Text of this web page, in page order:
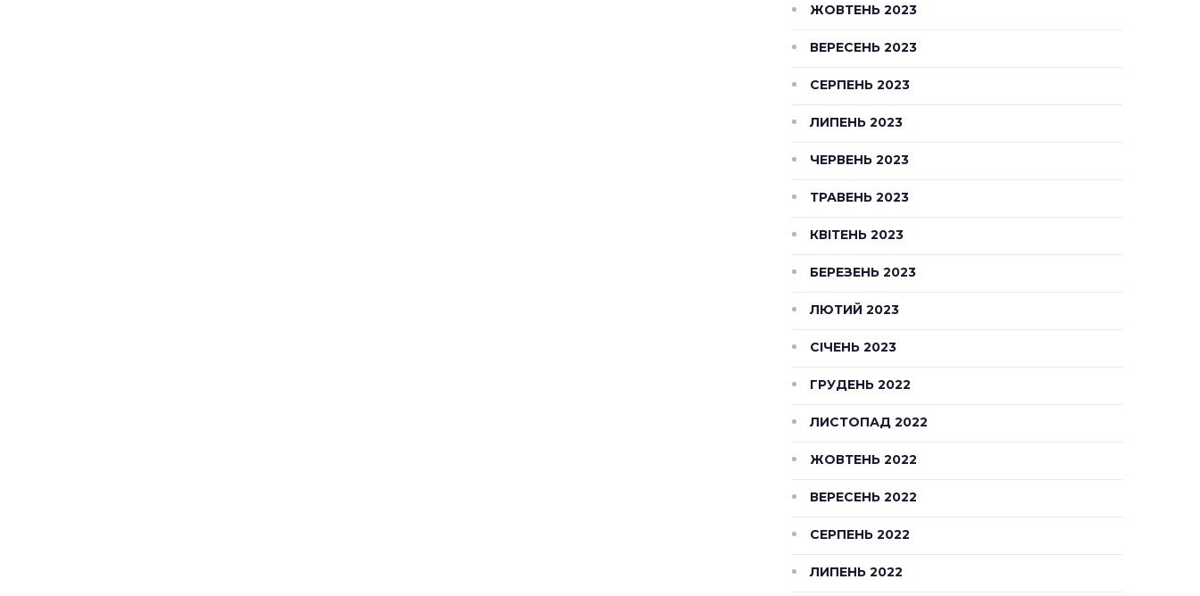
ЖОВТЕНЬ 2023
ВЕРЕСЕНЬ 2023
СЕРПЕНЬ 2023
ЛИПЕНЬ 2023
ЧЕРВЕНЬ 2023
ТРАВЕНЬ 2023
КВІТЕНЬ 2023
БЕРЕЗЕНЬ 2023
ЛЮТИЙ 2023
СІЧЕНЬ 2023
ГРУДЕНЬ 2022
ЛИСТОПАД 2022
ЖОВТЕНЬ 2022
ВЕРЕСЕНЬ 2022
СЕРПЕНЬ 2022
ЛИПЕНЬ 2022